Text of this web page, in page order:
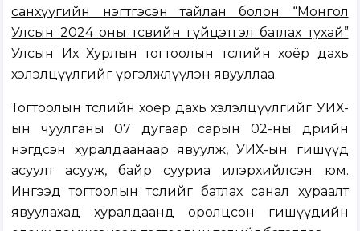
санхүүгийн нэгтгэсэн тайлан болон “Монгол
Улсын 2024 оны төсвийн гүйцэтгэл батлах тухай”
Улсын Их Хурлын тогтоолын төслийн хоёр дахь
хэлэлцүүлгийг үргэлжлүүлэн явууллаа.
Тогтоолын төслийн хоёр дахь хэлэлцүүлгийг УИХ-
ын чуулганы 07 дугаар сарын 02-ны
өдрийн
нэгдсэн хуралдаанаар явуулж, УИХ-ын гишүүд
асуулт асууж, байр сууриа илэрхийлсэн юм.
Ингээд тогтоолын төслийг батлах санал хураалт
явуулахад хуралдаанд оролцсон гишүүдийн